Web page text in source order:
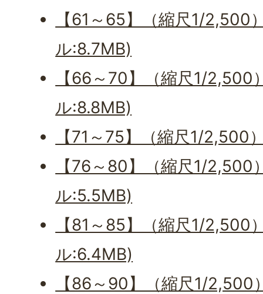
【61～65】（縮尺1/2,500
ル:8.7MB)
【66～70】（縮尺1/2,500
ル:8.8MB)
【71～75】（縮尺1/2,500
【76～80】（縮尺1/2,500
ル:5.5MB)
【81～85】（縮尺1/2,500
ル:6.4MB)
【86～90】（縮尺1/2,500